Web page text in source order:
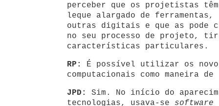
perceber que os projetistas
leque alargado de ferramentas,
outras digitais e que as pode
no seu processo de projeto,
características particulares.
RP:
É possível utilizar os
computacionais como maneira
JPD:
Sim. No início do
tecnologias, usava-se software